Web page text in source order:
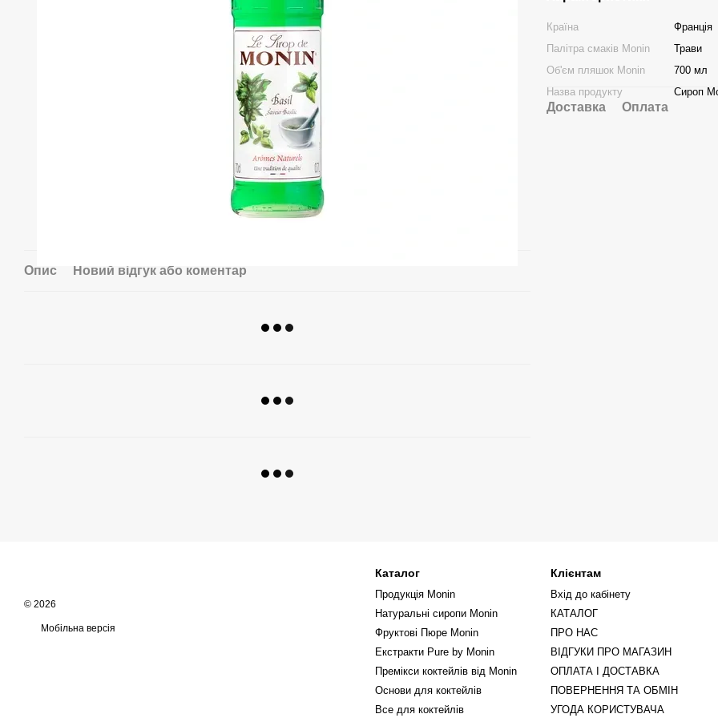
Опис Новий відгук або коментар
Країна
Франція
Палітра смаків Monin
Трави
Об'єм пляшок Monin
700 мл
Назва продукту
Сироп
Доставка Оплата
© 2026
Мобільна версія
Каталог
Продукція Monin
Натуральні сиропи Monin
Фруктові Пюре Monin
Екстракти Pure by Monin
Премікси коктейлів від Monin
Основи для коктейлів
Все для коктейлів
Клієнтам
Вхід до кабінету
КАТАЛОГ
ПРО НАС
ВІДГУКИ ПРО МАГАЗИН
ОПЛАТА І ДОСТАВКА
ПОВЕРНЕННЯ ТА ОБМІН
УГОДА КОРИСТУВАЧА